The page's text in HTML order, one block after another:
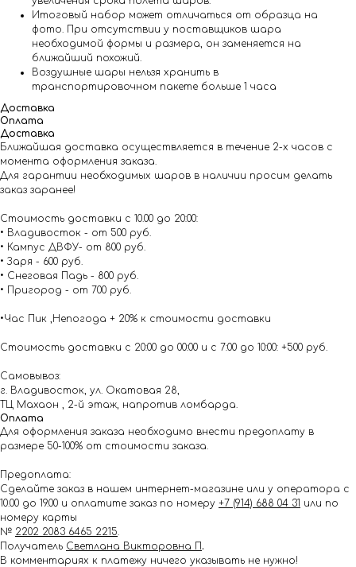
Итоговый набор может отличаться от образца на
фото. При отсутствии у поставщиков шара
необходимой формы и размера, он заменяется на
ближайший похожий.
Воздушные шары нельзя хранить в
транспортировочном пакете больше 1 часа
Доставка
Оплата
Доставка
Ближайшая доставка осуществляется в течение 2-х часов с
момента оформления заказа.
Для гарантии необходимых шаров в наличии просим делать
заказ заранее!
Стоимость доставки с 10.00 до 20:00:
• Владивосток - от 500 руб.
• Кампус ДВФУ- от 800 руб.
• Заря - 600 руб.
• Снеговая Падь - 800 руб.
• Пригород - от 700 руб.
•Час Пик ,Непогода + 20% к стоимости доставки
Стоимость доставки с 20:00 до 00:00 и с 7:00 до 10:00: +500 руб.
Самовывоз:
г. Владивосток, ул. Окатовая 28,
ТЦ Махаон , 2-й этаж, напротив ломбарда.
Оплата
Для оформления заказа необходимо внести предоплату в
размере 50-100% от стоимости заказа.
Предоплата:
Сделайте заказ в нашем интернет-магазине или у оператора с
10.00 до 19.00 и оплатите заказ по номеру +7 (914) 688 04 31 или по
номеру карты
№ 2202 2083 6465 2215.
Получатель Светлана Викторовна П .
В комментариях к платежу ничего указывать не нужно!